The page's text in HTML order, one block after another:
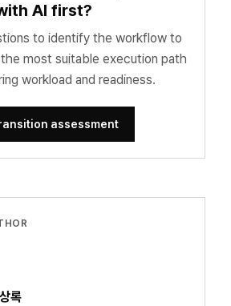
AI first?
to identify the workflow to
most suitable execution path
workload and readiness.
assessment
록